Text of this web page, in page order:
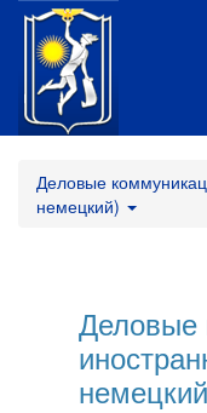
Деловые
немецкий)
Деловые